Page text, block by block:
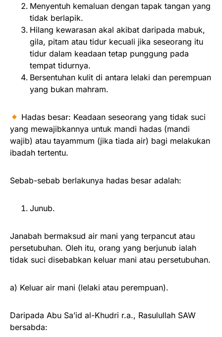
Menyentuh kemaluan dengan tapak tangan yang
tidak berlapik.
Hilang kewarasan akal akibat daripada mabuk,
gila, pitam atau tidur kecuali jika seseorang itu
tidur dalam keadaan tetap punggung pada
tempat tidurnya.
Bersentuhan kulit di antara lelaki dan perempuan
yang bukan mahram.
Hadas besar: Keadaan seseorang yang tidak suci
yang mewajibkannya untuk mandi hadas (mandi
wajib) atau tayammum (jika tiada air) bagi melakukan
ibadah tertentu.
Sebab-sebab berlakunya hadas besar adalah:
Junub.
Janabah bermaksud air mani yang terpancut atau
persetubuhan. Oleh itu, orang yang berjunub ialah
tidak suci disebabkan keluar mani atau persetubuhan.
a) Keluar air mani (lelaki atau perempuan).
Daripada Abu Sa’id al-Khudri r.a., Rasulullah SAW
bersabda: